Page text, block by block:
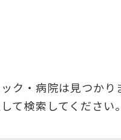
ク・病院は見つかり
て検索してください。